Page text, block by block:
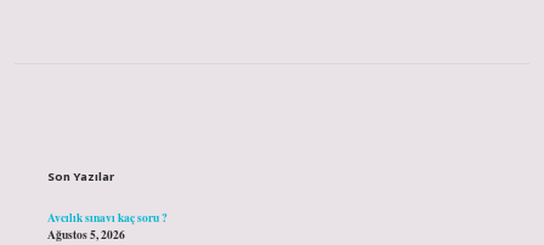
Son Yazılar
Avcılık sınavı kaç soru ?
Ağustos 5, 2026